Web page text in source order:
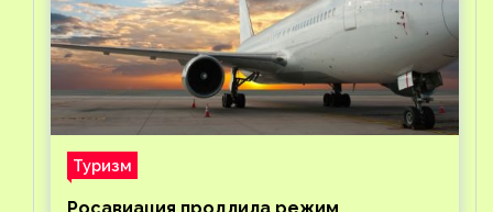
Туризм
Росавиация продлила режим